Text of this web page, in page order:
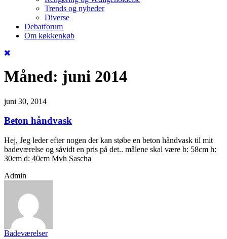
Trends og nyheder
Diverse
Debatforum
Om køkkenkøb
Måned: juni 2014
juni 30, 2014
Beton håndvask
Hej, Jeg leder efter nogen der kan støbe en beton håndvask til mit
badeværelse og såvidt en pris på det.. målene skal være b: 58cm h:
30cm d: 40cm Mvh Sascha
Admin
Badeværelser